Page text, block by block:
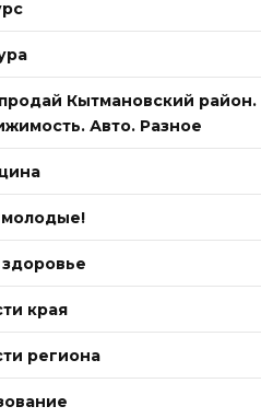
Кытмановский район.
Авто. Разное
края
региона